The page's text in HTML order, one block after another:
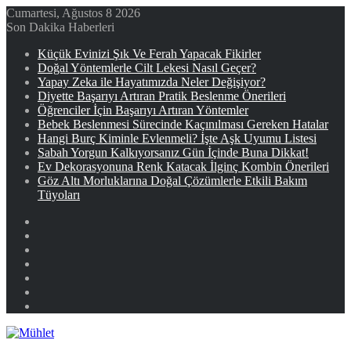
Cumartesi, Ağustos 8 2026
Son Dakika Haberleri
Küçük Evinizi Şık Ve Ferah Yapacak Fikirler
Doğal Yöntemlerle Cilt Lekesi Nasıl Geçer?
Yapay Zeka ile Hayatımızda Neler Değişiyor?
Diyette Başarıyı Artıran Pratik Beslenme Önerileri
Öğrenciler İçin Başarıyı Artıran Yöntemler
Bebek Beslenmesi Sürecinde Kaçınılması Gereken Hatalar
Hangi Burç Kiminle Evlenmeli? İşte Aşk Uyumu Listesi
Sabah Yorgun Kalkıyorsanız Gün İçinde Buna Dikkat!
Ev Dekorasyonuna Renk Katacak İlginç Kombin Önerileri
Göz Altı Morluklarına Doğal Çözümlerle Etkili Bakım
Tüyoları